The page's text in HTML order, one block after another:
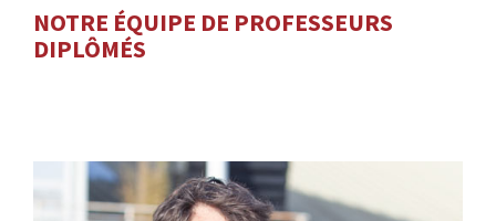
NOTRE ÉQUIPE DE PROFESSEURS
DIPLÔMÉS